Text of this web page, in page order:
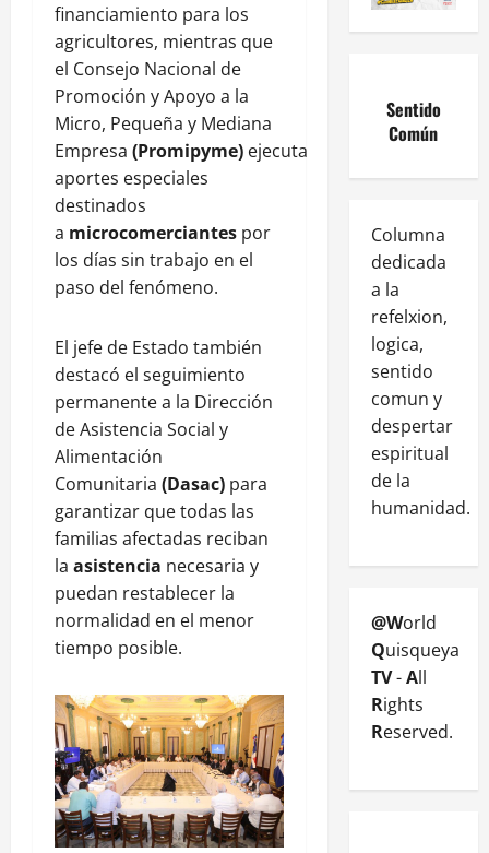
financiamiento para los
agricultores, mientras que
el Consejo Nacional de
Promoción y Apoyo a la
Micro, Pequeña y Mediana
Empresa (Promipyme) ejecuta
aportes especiales
destinados
a microcomerciantes por
los días sin trabajo en el
paso del fenómeno.
El jefe de Estado también
destacó el seguimiento
permanente a la Dirección
de Asistencia Social y
Alimentación
Comunitaria (Dasac) para
garantizar que todas las
familias afectadas reciban
la asistencia necesaria y
puedan restablecer la
normalidad en el menor
tiempo posible.
Sentido
Común
Columna
dedicada
a la
refelxion,
logica,
sentido
comun y
despertar
espiritual
de la
humanidad.
@World
Quisqueya
TV-All
Rights
Reserved.